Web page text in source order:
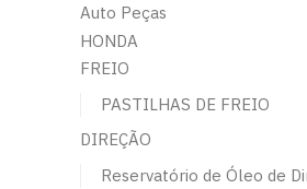
Auto Peças
HONDA
FREIO
PASTILHAS DE FREIO
DIREÇÃO
Reservatório de Óleo de